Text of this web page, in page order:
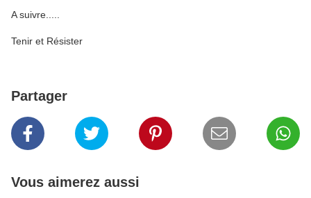
A suivre.....
Tenir et Résister
Partager
Vous aimerez aussi